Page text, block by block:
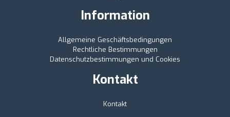
Information
Allgemeine Geschäftsbedingungen
Rechtliche Bestimmungen
Datenschutzbestimmungen und Cookies
Kontakt
Kontakt